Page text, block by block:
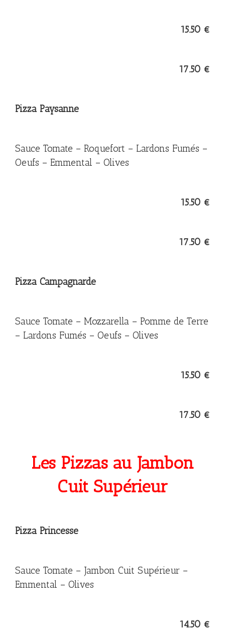
15.50 €
17.50 €
Pizza Paysanne
Sauce Tomate – Roquefort – Lardons Fumés –
Oeufs – Emmental – Olives
15.50 €
17.50 €
Pizza Campagnarde
Sauce Tomate – Mozzarella – Pomme de Terre
– Lardons Fumés – Oeufs – Olives
15.50 €
17.50 €
Les Pizzas au Jambon
Cuit Supérieur
Pizza Princesse
Sauce Tomate – Jambon Cuit Supérieur –
Emmental – Olives
14.50 €